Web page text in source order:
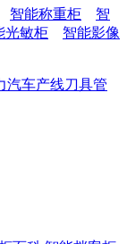
智能称重柜
智
光敏柜
智能影像
汽车产线刀具管